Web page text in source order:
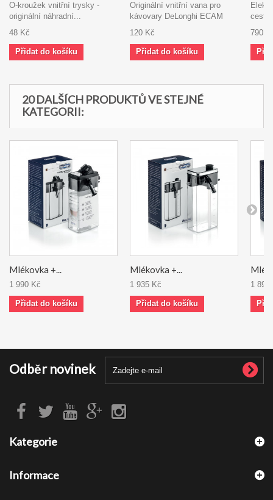
O-kroužek vnitřní trysky -
originální náhradní...
48 Kč
Přidat do košíku
Originální vnitřní vana pro
kávovary DeLonghi ECAM
120 Kč
Přidat do košíku
790
20 DALŠÍCH PRODUKTŮ VE STEJNÉ
KATEGORII:
Mlékovka +...
1 990 Kč
Přidat do košíku
Mlékovka +...
1 935 Kč
Přidat do košíku
1 890
Odběr novinek
Kategorie
Informace